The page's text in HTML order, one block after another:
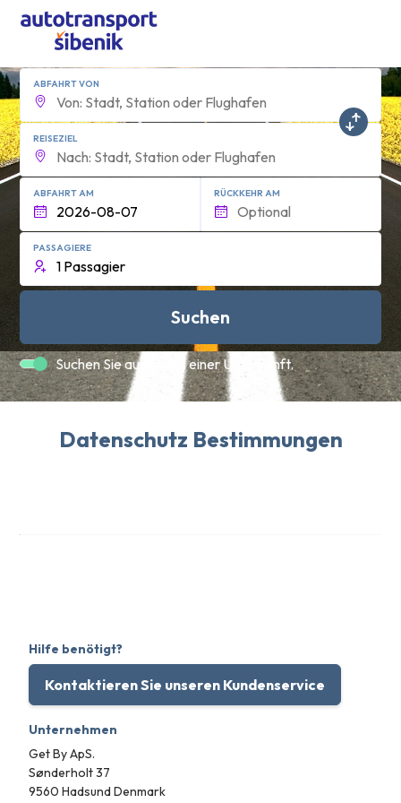
ABFAHRT VON
REISEZIEL
ABFAHRT AM RÜCKKEHR AM
PASSAGIERE
Suchen
Suchen Sie auch nach einer Unterkunft.
Datenschutz Bestimmungen
Hilfe benötigt?
Kontaktieren Sie unseren Kundenservice
Unternehmen
Get By ApS.
Sønderholt 37
9560 Hadsund Denmark